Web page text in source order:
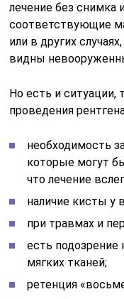
лечение без снимка
соответствующие
или в других
видны
Но есть и ситуации,
проведения
необходимость
которые могут
что лечение
наличие кисты у
при травмах и
есть
мягких тканей;
ретенция